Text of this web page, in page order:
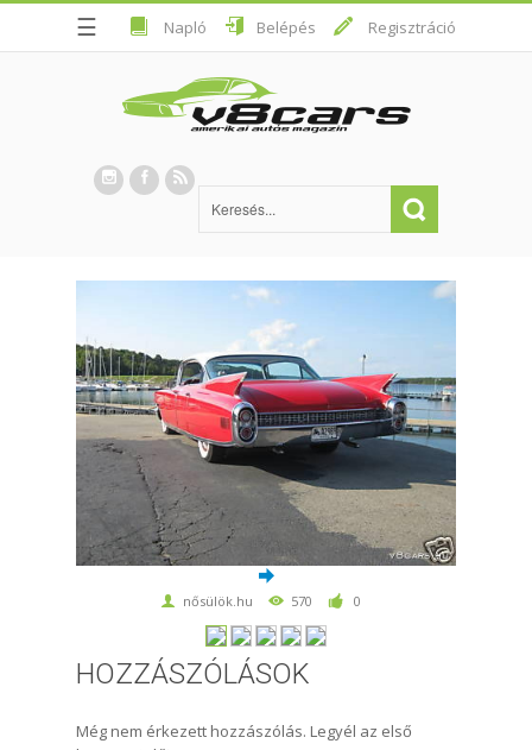
☰ Napló Belépés Regisztráció
nősülök.hu 570 0
HOZZÁSZÓLÁSOK
Még nem érkezett hozzászólás. Legyél az első